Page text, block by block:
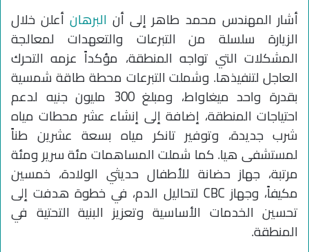
أشار المهندس محمد طاهر إلى أن البرهان أعلن خلال
الزيارة سلسلة من التبرعات والتعهدات لمعالجة
المشكلات التي تواجه المنطقة، مؤكداً عزمه التحرك
العاجل لتنفيذها. وشملت التبرعات محطة طاقة شمسية
بقدرة واحد ميغاواط، ومبلغ 300 مليون جنيه لدعم
احتياجات المنطقة، إضافة إلى إنشاء عشر محطات مياه
شرب جديدة، وتوفير تانكر مياه بسعة عشرين طناً
لمستشفى هيا. كما شملت المساهمات مئة سرير ومئة
مرتبة، جهاز حضانة للأطفال حديثي الولادة، خمسين
مكيفاً، وجهاز CBC لتحاليل الدم، في خطوة هدفت إلى
تحسين الخدمات الأساسية وتعزيز البنية التحتية في
المنطقة.